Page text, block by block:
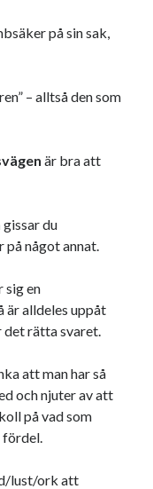
på sin sak,
– alltså den som
är bra att
gissar du
något annat.
sig en
är alldeles uppåt
rätta svaret.
att man har så
och njuter av att
på vad som
lust/ork att